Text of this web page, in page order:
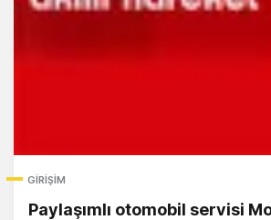
GIRIŞIM
Paylaşımlı otomobil servisi